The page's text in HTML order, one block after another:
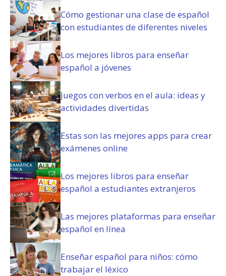
a
t
o
r
i
o
)
Cómo gestionar una clase de español
con estudiantes de diferentes niveles
Los mejores libros para enseñar
español a jóvenes
Juegos con verbos en el aula: ideas y
actividades divertidas
Estas son las mejores apps para crear
exámenes online
Los mejores libros para enseñar
español a estudiantes extranjeros
Las mejores plataformas para enseñar
español en línea
Enseñar español para niños: cómo
trabajar el léxico